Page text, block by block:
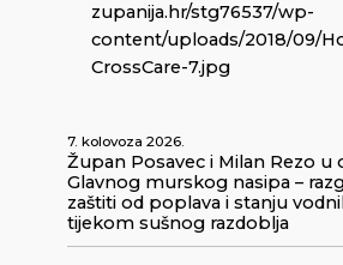
zupanija.hr/stg76537/wp-
content/uploads/2018/09/
CrossCare-7.jpg
7. kolovoza 2026.
Župan Posavec i Milan Rezo u
Glavnog murskog nasipa –
zaštiti od poplava i stanju
tijekom sušnog razdoblja